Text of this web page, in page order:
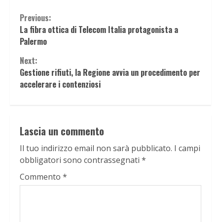
Continue
Reading
Previous:
La fibra ottica di Telecom Italia protagonista a
Palermo
Next:
Gestione rifiuti, la Regione avvia un procedimento per
accelerare i contenziosi
Lascia un commento
Il tuo indirizzo email non sarà pubblicato. I campi
obbligatori sono contrassegnati *
Commento *